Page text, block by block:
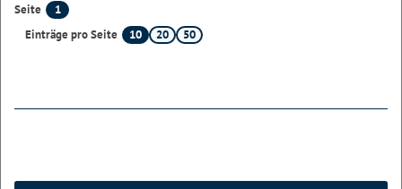
Seite
1
Einträge pro Seite
10 20 50